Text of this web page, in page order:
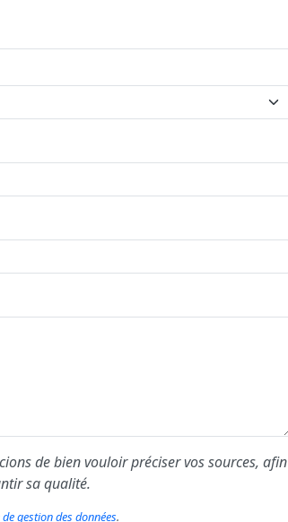
de bien vouloir préciser vos sources, afin
sa qualité.
gestion des données.